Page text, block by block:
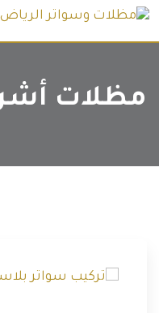
Skip
content
مظلات